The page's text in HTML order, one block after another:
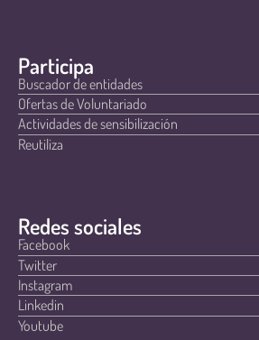
Participa
Buscador de entidades
Ofertas de Voluntariado
Actividades de sensibilización
Reutiliza
Redes sociales
Facebook
Twitter
Instagram
Linkedin
Youtube